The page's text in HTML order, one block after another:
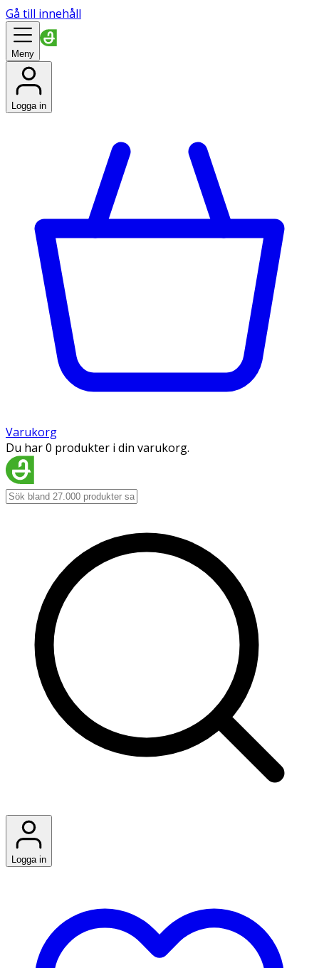
Gå till innehåll
Meny
Logga in
Varukorg
Du har 0 produkter i din varukorg.
Logga in